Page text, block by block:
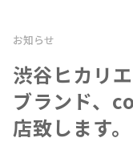
お知らせ
渋谷ヒカリ
ブランド、
店致します。